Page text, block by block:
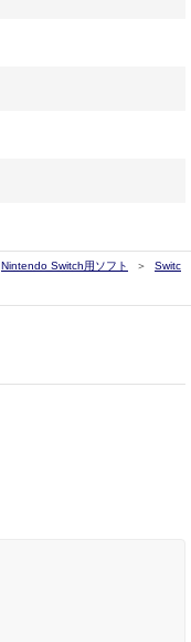
Nintendo Switch用ソフト
Switc